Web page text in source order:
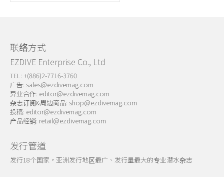
联络方式
EZDIVE Enterprise Co., Ltd
TEL: +(886)2-7716-3760
广告: sales@ezdivemag.com
异业合作: editor@ezdivemag.com
杂志订阅&周边商品: shop@ezdivemag.com
投稿: editor@ezdivemag.com
产品经销: retail@ezdivemag.com
发行管道
发行18个国家，亚洲发行地区最广、发行量最大的专业潜水杂志